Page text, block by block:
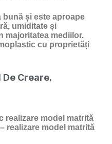
bună și este aproape
umiditate și
majoritatea mediilor.
cu proprietăți
De Creare.
realizare model matrită